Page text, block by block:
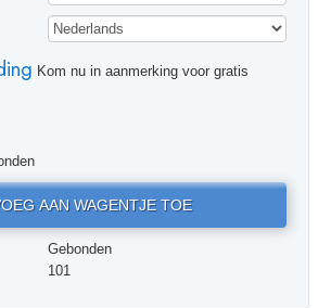
Kom nu in aanmerking voor gratis
AAN WAGENTJE TOE
Gebonden
101